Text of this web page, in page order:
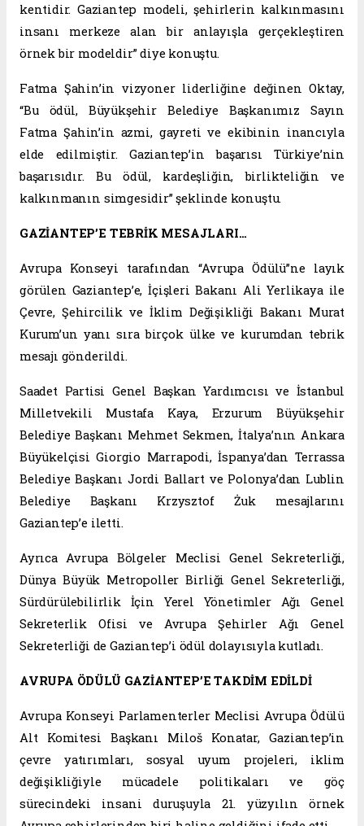
kentidir. Gaziantep modeli, şehirlerin kalkınmasını
insanı merkeze alan bir anlayışla gerçekleştiren
örnek bir modeldir” diye konuştu.
Fatma Şahin’in vizyoner liderliğine değinen Oktay,
“Bu ödül, Büyükşehir Belediye Başkanımız Sayın
Fatma Şahin’in azmi, gayreti ve ekibinin inancıyla
elde edilmiştir. Gaziantep’in başarısı Türkiye’nin
başarısıdır. Bu ödül, kardeşliğin, birlikteliğin ve
kalkınmanın simgesidir” şeklinde konuştu.
GAZİANTEP’E TEBRİK MESAJLARI…
Avrupa Konseyi tarafından “Avrupa Ödülü”ne layık
görülen Gaziantep’e, İçişleri Bakanı Ali Yerlikaya ile
Çevre, Şehircilik ve İklim Değişikliği Bakanı Murat
Kurum’un yanı sıra birçok ülke ve kurumdan tebrik
mesajı gönderildi.
Saadet Partisi Genel Başkan Yardımcısı ve İstanbul
Milletvekili Mustafa Kaya, Erzurum Büyükşehir
Belediye Başkanı Mehmet Sekmen, İtalya’nın Ankara
Büyükelçisi Giorgio Marrapodi, İspanya’dan Terrassa
Belediye Başkanı Jordi Ballart ve Polonya’dan Lublin
Belediye Başkanı Krzysztof Żuk mesajlarını
Gaziantep’e iletti.
Ayrıca Avrupa Bölgeler Meclisi Genel Sekreterliği,
Dünya Büyük Metropoller Birliği Genel Sekreterliği,
Sürdürülebilirlik İçin Yerel Yönetimler Ağı Genel
Sekreterlik Ofisi ve Avrupa Şehirler Ağı Genel
Sekreterliği de Gaziantep’i ödül dolayısıyla kutladı.
AVRUPA ÖDÜLÜ GAZİANTEP’E TAKDİM EDİLDİ
Avrupa Konseyi Parlamenterler Meclisi Avrupa Ödülü
Alt Komitesi Başkanı Miloš Konatar, Gaziantep’in
çevre yatırımları, sosyal uyum projeleri, iklim
değişikliğiyle mücadele politikaları ve göç
sürecindeki insani duruşuyla 21. yüzyılın örnek